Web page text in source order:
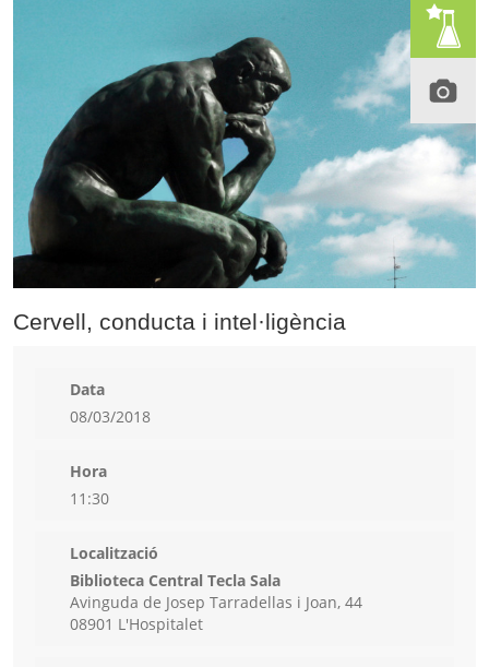
Cervell, conducta i intel·ligència
Data
08/03/2018
Hora
11:30
Localització
Biblioteca Central Tecla Sala
Avinguda de Josep Tarradellas i Joan, 44
08901 L'Hospitalet